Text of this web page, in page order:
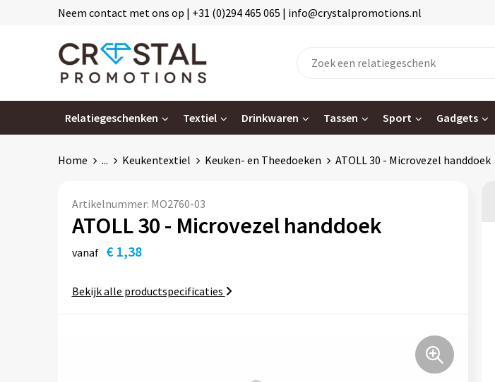
Neem contact met ons op | +31 (0)294 465 065 | info@crystalpromotions.nl
Relatiegeschenken Textiel Drinkwaren Tassen Sport Gadgets
Home ... Keukentextiel Keuken- en Theedoeken ATOLL 30 - Microvezel handdoek
Artikelnummer: MO2760-03
ATOLL 30 - Microvezel handdoek
vanaf € 1,38
Bekijk alle productspecificaties